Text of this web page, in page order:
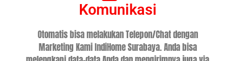
Komunikasi
Otomatis bisa melakukan Telepon/Chat dengan
Marketing Kami IndiHome Surabaya. Anda bisa